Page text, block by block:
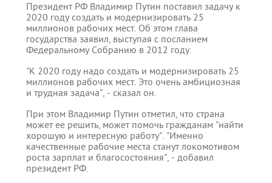
Президент РФ Владимир Путин поставил задачу к
2020 году создать и модернизировать 25
миллионов рабочих мест. Об этом глава
государства заявил, выступая с посланием
Федеральному Собранию в 2012 году.
"К 2020 году надо создать и модернизировать 25
миллионов рабочих мест. Это очень амбициозная
и трудная задача", - сказал он.
При этом Владимир Путин отметил, что страна
может ее решить, может помочь гражданам "найти
хорошую и интересную работу". "Именно
качественные рабочие места станут локомотивом
роста зарплат и благосостояния", - добавил
президент РФ.